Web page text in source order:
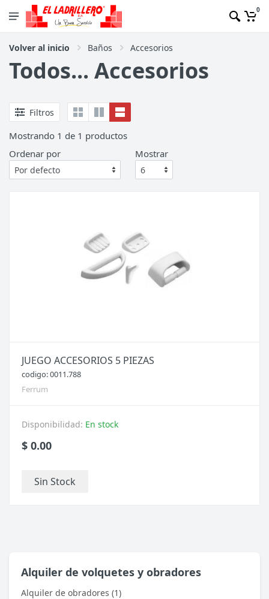
0
Volver al inicio Baños Accesorios
Todos... Accesorios
Filtros
Mostrando 1 de 1 productos
Ordenar por
Mostrar
JUEGO ACCESORIOS 5 PIEZAS
codigo: 0011.788
Ferrum
Disponibilidad: En stock
$ 0.00
Sin Stock
Alquiler de volquetes y obradores
Alquiler de obradores (1)